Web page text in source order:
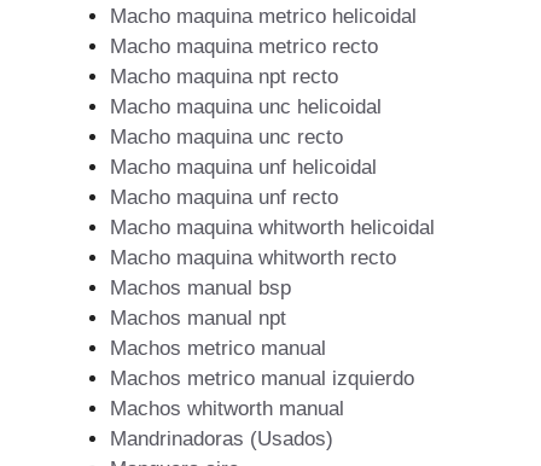
Macho maquina metrico helicoidal
Macho maquina metrico recto
Macho maquina npt recto
Macho maquina unc helicoidal
Macho maquina unc recto
Macho maquina unf helicoidal
Macho maquina unf recto
Macho maquina whitworth helicoidal
Macho maquina whitworth recto
Machos manual bsp
Machos manual npt
Machos metrico manual
Machos metrico manual izquierdo
Machos whitworth manual
Mandrinadoras (Usados)